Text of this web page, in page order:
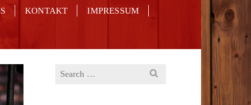
KONTAKT IMPRESSUM
Search
for: